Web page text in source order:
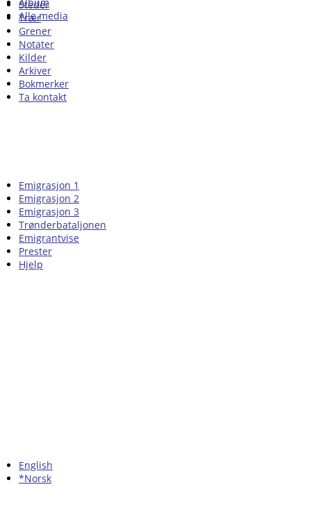
Alle media
Steder
Trær
Grener
Notater
Kilder
Arkiver
Bokmerker
Ta kontakt
Emigrasjon 1
Emigrasjon 2
Emigrasjon 3
Trønderbataljonen
Emigrantvise
Prester
Hjelp
English
*Norsk